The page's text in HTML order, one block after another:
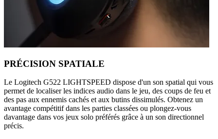
PRÉCISION SPATIALE
Le Logitech G522 LIGHTSPEED dispose d'un son spatial qui vous
permet de localiser les indices audio dans le jeu, des coups de feu et
des pas aux ennemis cachés et aux butins dissimulés. Obtenez un
avantage compétitif dans les parties classées ou plongez-vous
davantage dans vos jeux solo préférés grâce à un son directionnel
précis.